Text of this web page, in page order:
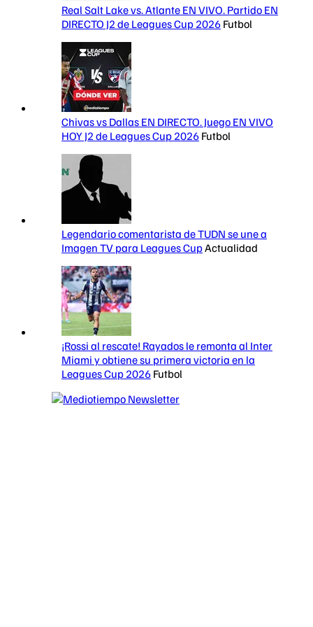
Real Salt Lake vs. Atlante EN VIVO. Partido EN
DIRECTO J2 de Leagues Cup 2026 Futbol
Chivas vs Dallas EN DIRECTO. Juego EN VIVO
HOY J2 de Leagues Cup 2026 Futbol
Legendario comentarista de TUDN se une a
Imagen TV para Leagues CupActualidad
¡Rossi al rescate! Rayados le remonta al Inter
Miami y obtiene su primera victoria en la
Leagues Cup 2026 Futbol